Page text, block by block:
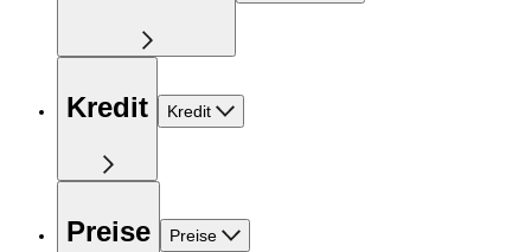
Kredit Kredit
Preise Preise